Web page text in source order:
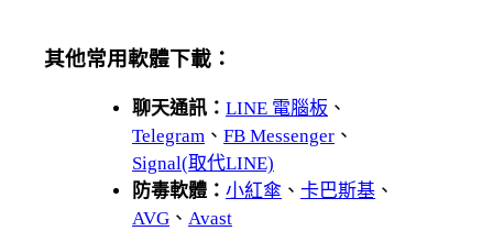
其他常用軟體下載：
聊天通訊： LINE 電腦板 、
Telegram 、 FB Messenger 、
Signal(取代LINE)
防毒軟體： 小紅傘 、 卡巴斯基 、
AVG 、 Avast